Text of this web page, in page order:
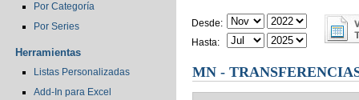
Por Categoría
Por Series
Herramientas
Listas Personalizadas
Add-In para Excel
Desde:
Hasta:
MN -